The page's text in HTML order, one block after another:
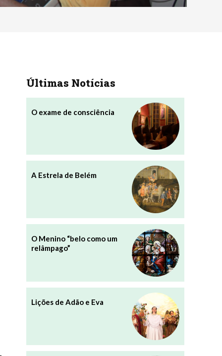
Últimas Notícias
O exame de consciência
A Estrela de Belém
O Menino “belo como um
relâmpago”
Lições de Adão e Eva